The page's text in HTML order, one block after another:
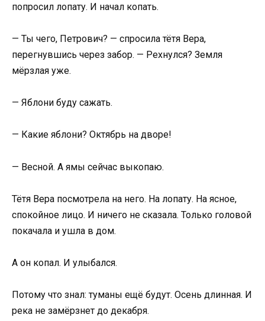
попросил лопату. И начал копать.
— Ты чего, Петрович? — спросила тётя Вера,
перегнувшись через забор. — Рехнулся? Земля
мёрзлая уже.
— Яблони буду сажать.
— Какие яблони? Октябрь на дворе!
— Весной. А ямы сейчас выкопаю.
Тётя Вера посмотрела на него. На лопату. На ясное,
спокойное лицо. И ничего не сказала. Только головой
покачала и ушла в дом.
А он копал. И улыбался.
Потому что знал: туманы ещё будут. Осень длинная. И
река не замёрзнет до декабря.